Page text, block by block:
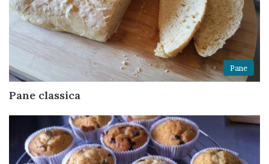
Pane
Pane classica